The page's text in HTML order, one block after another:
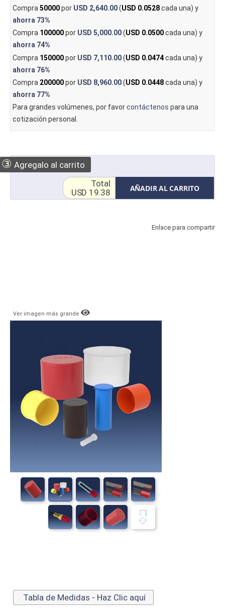
Compra 50000por USD 2,640.00(USD 0.0528cada una) y
ahorra 73%
Compra 100000por USD 5,000.00(USD 0.0500cada una) y
ahorra 74%
Compra 150000por USD 7,110.00(USD 0.0474cada una) y
ahorra 76%
Compra 200000por USD 8,960.00(USD 0.0448cada una) y
ahorra 77%
Para grandes volúmenes, por favorcontáctenos para una
cotización personal.
③ Agregalo al carrito
AÑADIR AL CARRITO
Total
USD 19.38
Enlace para compartir
Ver imagen más grande
Tabla de Medidas - Haz Clic aquí